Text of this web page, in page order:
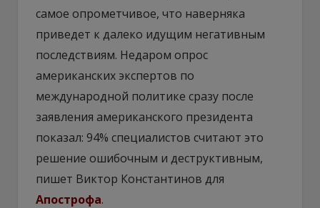
самое опрометчивое, что наверняка
приведет к далеко идущим негативным
последствиям. Недаром опрос
американских экспертов по
международной политике сразу после
заявления американского президента
показал: 94% специалистов считают это
решение ошибочным и деструктивным,
пишет Виктор Константинов для
Апострофа.